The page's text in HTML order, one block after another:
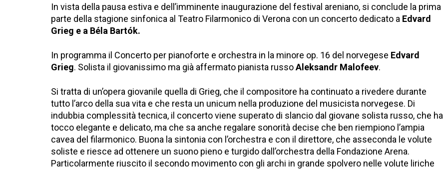
In vista della pausa estiva e dell’imminente inaugurazione del festival areniano, si conclude la prima
parte della stagione sinfonica al Teatro Filarmonico di Verona con un concerto dedicato a Edvard
Grieg e a Béla Bartók.
In programma il Concerto per pianoforte e orchestra in la minore op. 16 del norvegese Edvard
Grieg. Solista il giovanissimo ma già affermato pianista russoAleksandr Malofeev.
Si tratta di un’opera giovanile quella di Grieg, che il compositore ha continuato a rivedere durante
tutto l’arco della sua vita e che resta un unicum nella produzione del musicista norvegese. Di
indubbia complessità tecnica, il concerto viene superato di slancio dal giovane solista russo, che ha
tocco elegante e delicato, ma che sa anche regalare sonorità decise che ben riempiono l’ampia
cavea del filarmonico. Buona la sintonia con l’orchestra e con il direttore, che asseconda le volute
soliste e riesce ad ottenere un suono pieno e turgido dall’orchestra della Fondazione Arena.
Particolarmente riuscito il secondo movimento con gli archi in grande spolvero nelle volute liriche